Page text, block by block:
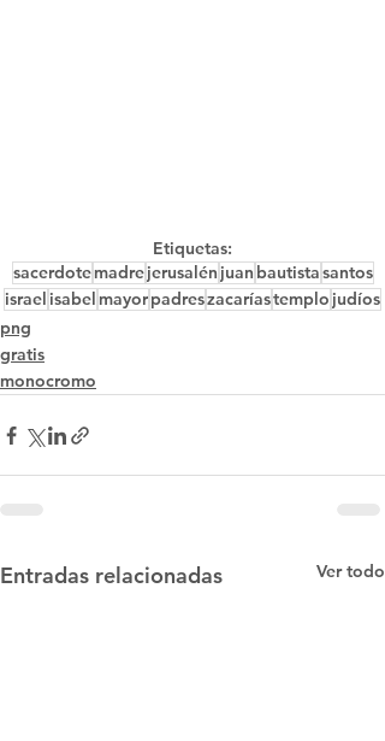
Etiquetas:
sacerdotemadrejerusalén juan bautistasantos
israel isabel mayorpadreszacaríastemplo judíos
png
gratis
monocromo
Entradas relacionadas Ver todo